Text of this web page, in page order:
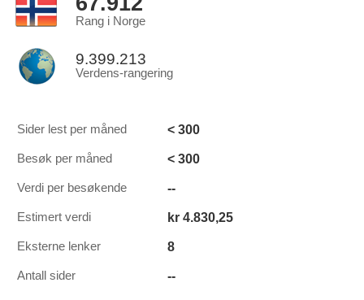
Rang i Norge
9.399.213
Verdens-rangering
Sider lest per måned < 300
Besøk per måned < 300
Verdi per besøkende --
Estimert verdi kr 4.830,25
Eksterne lenker 8
Antall sider --